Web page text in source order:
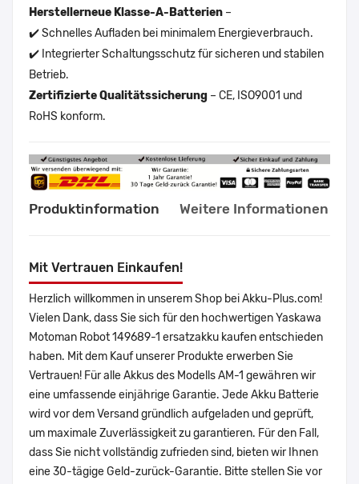
Herstellerneue Klasse-A-Batterien –
✔️ Schnelles Aufladen bei minimalem Energieverbrauch.
✔️ Integrierter Schaltungsschutz für sicheren und stabilen
Betrieb.
Zertifizierte Qualitätssicherung – CE, ISO9001 und
RoHS konform.
Produktinformation Weitere Informationen
Mit Vertrauen Einkaufen!
Herzlich willkommen in unserem Shop bei Akku-Plus.com!
Vielen Dank, dass Sie sich für den hochwertigen Yaskawa
Motoman Robot 149689-1 ersatzakku kaufen entschieden
haben. Mit dem Kauf unserer Produkte erwerben Sie
Vertrauen! Für alle Akkus des Modells AM-1 gewähren wir
eine umfassende einjährige Garantie. Jede Akku Batterie
wird vor dem Versand gründlich aufgeladen und geprüft,
um maximale Zuverlässigkeit zu garantieren. Für den Fall,
dass Sie nicht vollständig zufrieden sind, bieten wir Ihnen
eine 30-tägige Geld-zurück-Garantie. Bitte stellen Sie vor